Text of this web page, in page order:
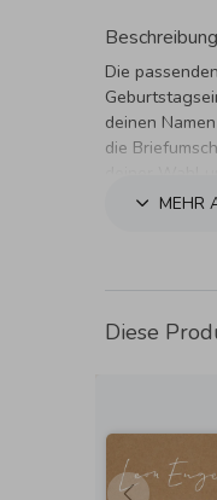
Beschreibung
Die
deinen
die
MEHR
Diese